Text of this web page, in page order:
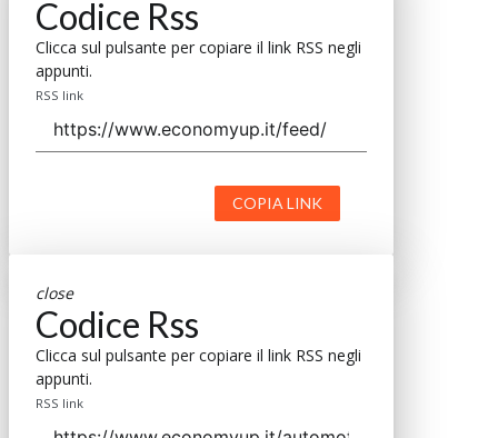
Codice Rss
Clicca sul pulsante per copiare il link RSS negli
appunti.
RSS link
COPIA LINK
close
Codice Rss
Clicca sul pulsante per copiare il link RSS negli
appunti.
RSS link